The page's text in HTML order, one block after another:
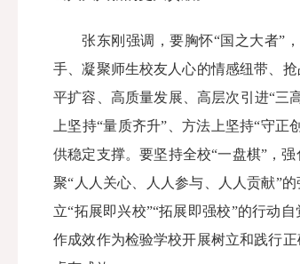
张东刚强调，要胸怀“国之大者”
手、凝聚师生校友人心的情感纽带、
平扩容、高质量发展、高层次引进“三
上坚持“量质齐升”、方法上坚持“守
供稳定支撑。要坚持全校“一盘棋”，
聚“人人关心、人人参与、人人贡献”
立“拓展即兴校”“拓展即强校”的行动
作成效作为检验学校开展树立和践行